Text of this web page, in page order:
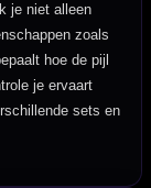
je niet alleen
zoals
hoe de pijl
je ervaart
sets en